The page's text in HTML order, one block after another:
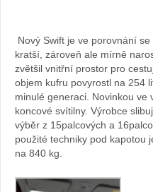
Nový Swift je ve porovnání
kratší, zároveň ale mírně
zvětšil vnitřní prostor pro
objem kufru povyrostl na 254
minulé generaci. Novinkou ve
koncové svítilny. Výrobce
výběr z 15palcových a
použité techniky pod kapotou
na 840 kg.